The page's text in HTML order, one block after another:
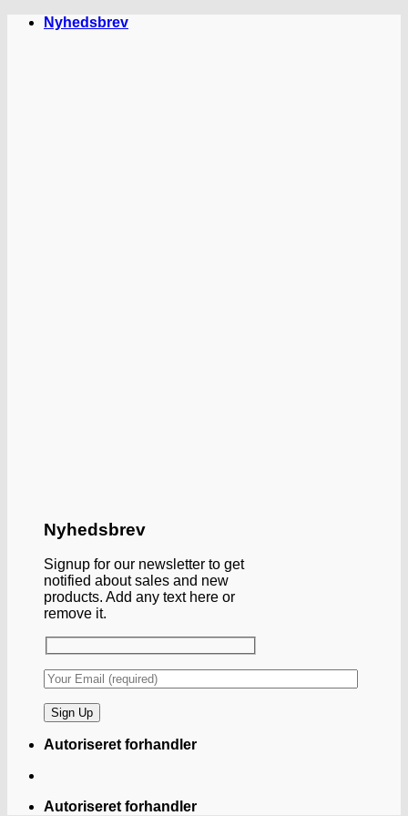
FortsætNyhedsbrev
Nyhedsbrev
Signup for our newsletter to get
notified about sales and new
products. Add any text here or
remove it.
Autoriseret forhandler
Autoriseret forhandler